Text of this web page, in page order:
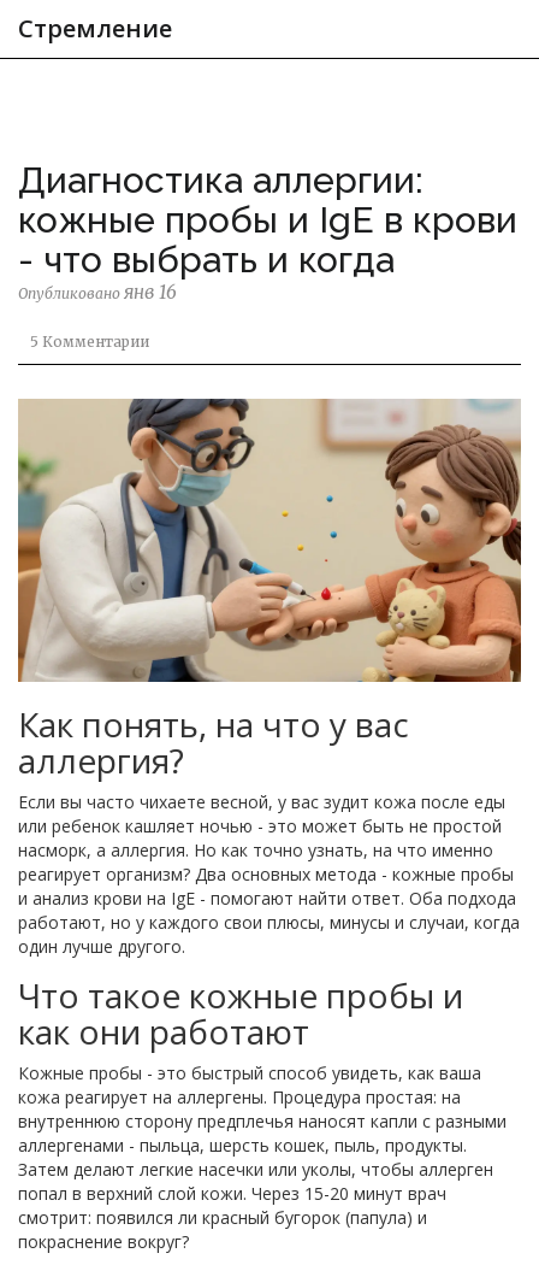
Стремление
Диагностика аллергии:
кожные пробы и IgE в крови
- что выбрать и когда
Опубликовано янв 16
5 Комментарии
Как понять, на что у вас
аллергия?
Если вы часто чихаете весной, у вас зудит кожа после еды
или ребенок кашляет ночью - это может быть не простой
насморк, а аллергия. Но как точно узнать, на что именно
реагирует организм? Два основных метода - кожные пробы
и анализ крови на IgE - помогают найти ответ. Оба подхода
работают, но у каждого свои плюсы, минусы и случаи, когда
один лучше другого.
Что такое кожные пробы и
как они работают
Кожные пробы - это быстрый способ увидеть, как ваша
кожа реагирует на аллергены. Процедура простая: на
внутреннюю сторону предплечья наносят капли с разными
аллергенами - пыльца, шерсть кошек, пыль, продукты.
Затем делают легкие насечки или уколы, чтобы аллерген
попал в верхний слой кожи. Через 15-20 минут врач
смотрит: появился ли красный бугорок (папула) и
покраснение вокруг?